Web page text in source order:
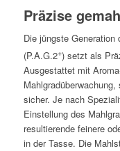
Präzise
Die jüngste
(P.A.G.2+) setzt als
Ausgestattet mit
sicher. Je nach
Einstellung des
resultierende feinere
in der Tasse. Die